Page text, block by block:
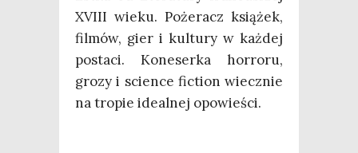
XVIII wie­ku. Poże­racz ksią­żek,
fil­mów, gier i kul­tu­ry w każ­dej
posta­ci. Kone­ser­ka hor­ro­ru,
gro­zy i scien­ce fic­tion wiecz­nie
na tro­pie ide­al­nej opowieści.